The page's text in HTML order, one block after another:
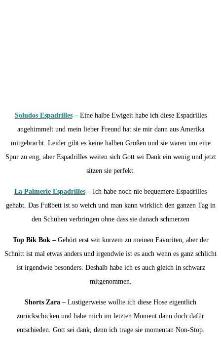
Soludos Espadrilles– Eine halbe Ewigeit habe ich diese Espadrilles
angehimmelt und mein lieber Freund hat sie mir dann aus Amerika
mitgebracht. Leider gibt es keine halben Größen und sie waren um eine
Spur zu eng, aber Espadrilles weiten sich Gott sei Dank ein wenig und jetzt
sitzen sie perfekt.
La Palmerie Espadrilles – Ich habe noch nie bequemere Espadrilles
gehabt. Das Fußbett ist so weich und man kann wirklich den ganzen Tag in
den Schuhen verbringen ohne dass sie danach schmerzen
Top Bik Bok –Gehört erst seit kurzem zu meinen Favoriten, aber der
Schnitt ist mal etwas anders und irgendwie ist es auch wenn es ganz schlicht
ist irgendwie besonders. Deshalb habe ich es auch gleich in schwarz
mitgenommen.
Shorts Zara – Lustigerweise wollte ich diese Hose eigentlich
zurückschicken und habe mich im letzten Moment dann doch dafür
entschieden. Gott sei dank, denn ich trage sie momentan Non-Stop.